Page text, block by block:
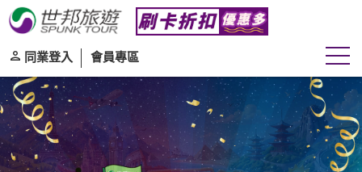
同業登入 會員專區